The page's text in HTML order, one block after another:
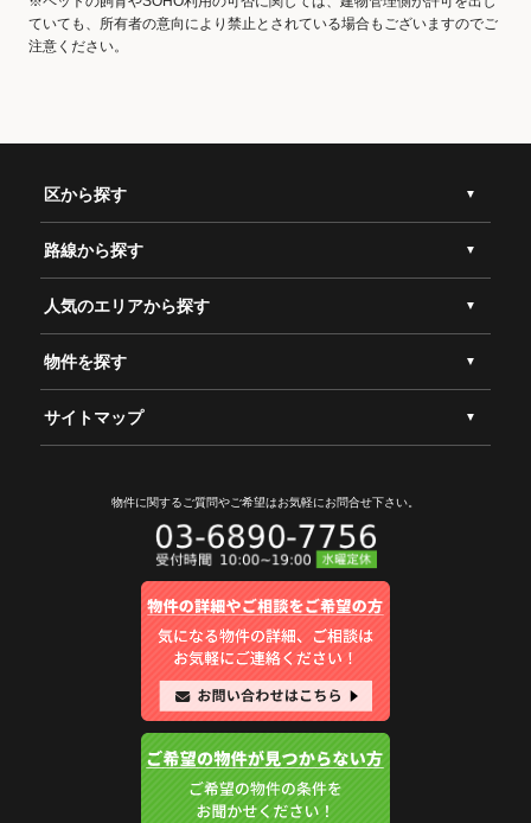
ていても、所有者の意向により禁止とされている場合もございますのでご
注意ください。
区から探す
路線から探す
人気のエリアから探す
物件を探す
サイトマップ
物件に関するご質問やご希望はお気軽にお問合せ下さい。